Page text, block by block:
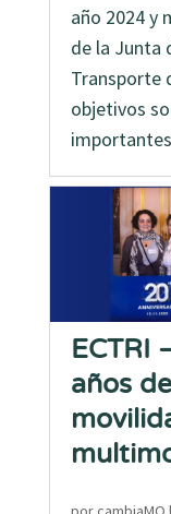
año 2024 y
de la Junta
Transporte
objetivos
ECTRI
años